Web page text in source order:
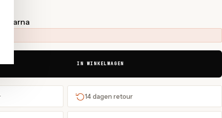
Klarna
IN WINKELWAGEN
14 dagen retour